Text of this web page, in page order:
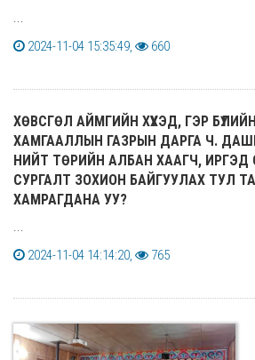
...
2024-11-04 15:35:49,
660
ХӨВСГӨЛ АЙМГИЙН ХҮҮХЭД, ГЭР
ХАМГААЛЛЫН ГАЗРЫН ДАРГА Ч.
НИЙТ ТӨРИЙН АЛБАН ХААГЧ,
СУРГАЛТ ЗОХИОН БАЙГУУЛАХ ТУЛ
ХАМРАГДАНА УУ?
...
2024-11-04 14:14:20,
765